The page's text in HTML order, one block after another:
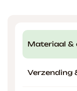
Materiaal &
Verzending